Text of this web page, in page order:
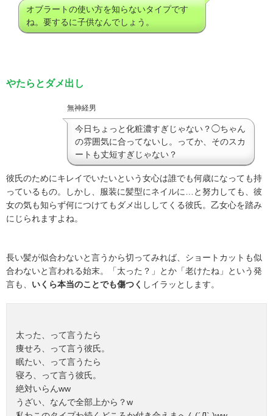
オブラートの使い方を知らないタイプです
ね。要するに子供なんでしょう。
やたらとダメ出し
無神経男
今日ちょっと化粧濃すぎじゃない？◯ちゃん
の雰囲気に合ってないし。ってか、そのスカ
ートも丈短すぎじゃない？
彼氏のためにキレイでいたいという女心は誰でも何歳になっても持
っているもの。
しかし、服装に髪型にネイルに…と努力しても、彼
女の気も知らず何につけてもダメ出ししてくる彼氏。乙女心を踏み
にじられますよね。
長い髪が似合わないと言うから切ってみれば、ショートカットも似
合わないと言われる始末。「太った？」とか「老けたね」という発
言も、 いくら本当のことでも傷つく しイラッとします。
太った、って言うたら
痩せろ、って言う彼氏。
眠たい、って言うたら
寝ろ、って言う彼氏。
絶対いらんww
うざい、なんで全部上から？w